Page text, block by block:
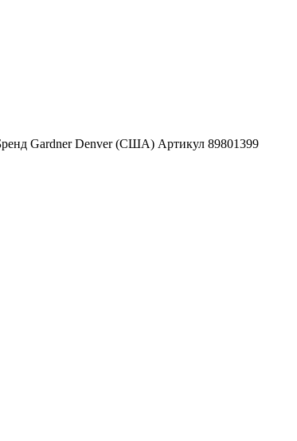
Gardner Denver (США) Артикул 89801399